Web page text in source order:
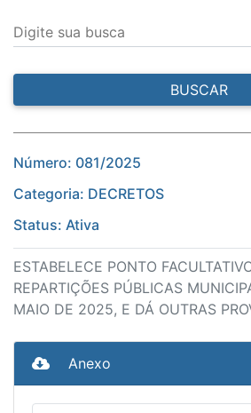
Digite sua busca
BUSCAR
Número: 081/2025
Categoria: DECRETOS
Status: Ativa
ESTABELECE PONTO
REPARTIÇÕES PÚBLICAS
MAIO DE 2025, E DÁ OUTRAS
Anexo